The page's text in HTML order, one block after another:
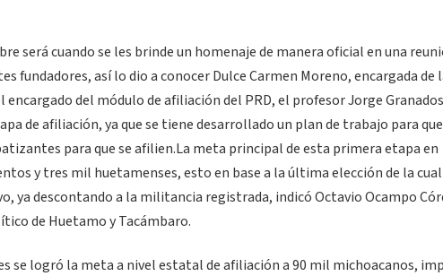
será cuando se les brinde un homenaje de manera oficial en una
así lo dio a conocer Dulce Carmen Moreno, encargada de
del módulo de afiliación del PRD, el profesor Jorge
de afiliación, ya que se tiene desarrollado un plan de trabajo para
para que se afilien.La meta principal de esta primera etapa en
y tres mil huetamenses, esto en base a la última elección de la cual
ya descontando a la militancia registrada, indicó Octavio Ocampo
de Huetamo y Tacámbaro.
se logró la meta a nivel estatal de afiliación a 90 mil michoacanos,